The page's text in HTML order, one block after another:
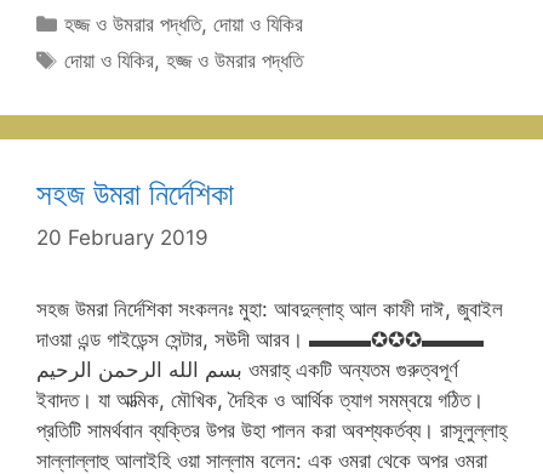
Categories
হজ্জ ও উমরার পদ্ধতি,দোয়া ও যিকির
Tags
দোয়া ও যিকির,হজ্জ ও উমরার পদ্ধতি
সহজ উমরা নির্দেশিকা
20 February 2019
সহজ উমরা নির্দেশিকা সংকলনঃ মুহা: আবদুল্লাহ্‌ আল কাফী দাঈ, জুবাইল
দাওয়া এন্ড গাইডেন্স সেন্টার, সঊদী আরব। ▬▬▬✪✪✪▬▬▬
بسم الله الرحمن الرحيم ওমরাহ্‌ একটি অন্যতম গুরুত্বপূর্ণ
ইবাদত। যা আত্মিক, মৌখিক, দৈহিক ও আর্থিক ত্যাগ সমম্বয়ে গঠিত।
প্রতিটি সামর্থবান ব্যক্তির উপর উহা পালন করা অবশ্যকর্তব্য। রাসূলুল্লাহ্‌
সাল্লাল্লাহু আলাইহি ওয়া সাল্লাম বলেন: এক ওমরা থেকে অপর ওমরা